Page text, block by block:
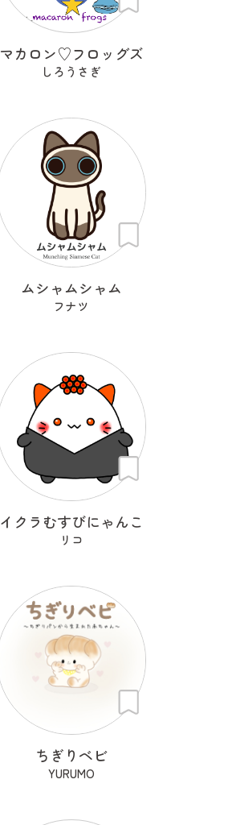
マカロン♡フロッグズ
しろうさぎ
ムシャムシャム
フナツ
イクラむすびにゃんこ
リコ
ちぎりベビ
YURUMO